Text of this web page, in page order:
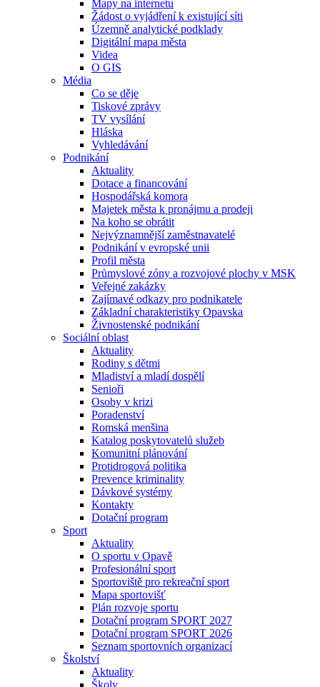
Mapy na internetu
Žádost o vyjádření k existující síti
Územně analytické podklady
Digitální mapa města
Videa
O GIS
Média
Co se děje
Tiskové zprávy
TV vysílání
Hláska
Vyhledávání
Podnikání
Aktuality
Dotace a financování
Hospodářská komora
Majetek města k pronájmu a prodeji
Na koho se obrátit
Nejvýznamnější zaměstnavatelé
Podnikání v evropské unii
Profil města
Průmyslové zóny a rozvojové plochy v MSK
Veřejné zakázky
Zajímavé odkazy pro podnikatele
Základní charakteristiky Opavska
Živnostenské podnikání
Sociální oblast
Aktuality
Rodiny s dětmi
Mladiství a mladí dospělí
Senioři
Osoby v krizi
Poradenství
Romská menšina
Katalog poskytovatelů služeb
Komunitní plánování
Protidrogová politika
Prevence kriminality
Dávkové systémy
Kontakty
Dotační program
Sport
Aktuality
O sportu v Opavě
Profesionální sport
Sportoviště pro rekreační sport
Mapa sportovišť
Plán rozvoje sportu
Dotační program SPORT 2027
Dotační program SPORT 2026
Seznam sportovních organizací
Školství
Aktuality